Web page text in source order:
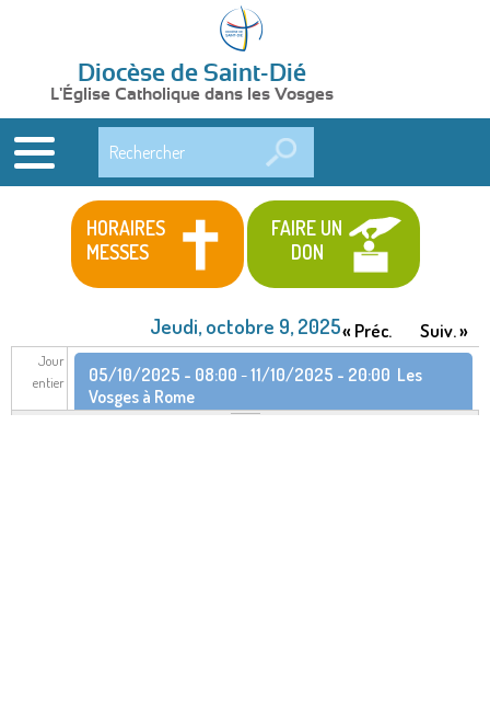
Diocèse de Saint-Dié
L'Église Catholique dans les Vosges
HORAIRES
MESSES
FAIRE UN
DON
Jeudi, octobre 9, 2025« Préc. Suiv. »
Jour
entier
05/10/2025 - 08:00 -11/10/2025 - 20:00 Les
Vosges à Rome